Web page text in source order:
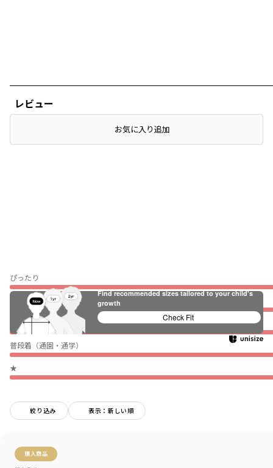
レビュー
ぴったり
伸びない
普段着（通園・通学）
★
絞り込み 表示：新しい順
購入商品
お気に入り追加
Find recommended sizes tailored to your child's
growth
Check Fit